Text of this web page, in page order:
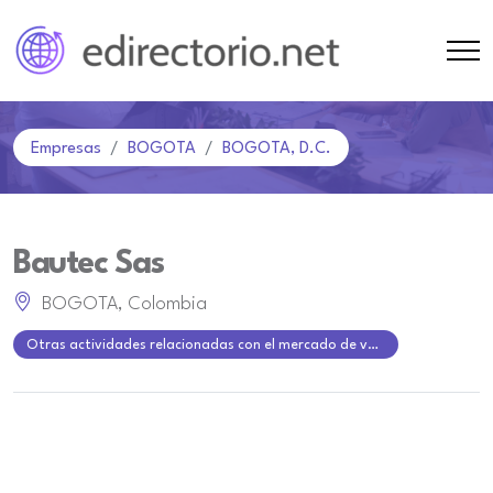
Empresas BOGOTA BOGOTA, D.C.
Bautec Sas
BOGOTA, Colombia
Otras actividades relacionadas con el mercado de valores